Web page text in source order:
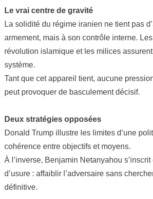
Le vrai centre de gravité
La solidité du régime iranien ne tient pas
armement, mais à son contrôle interne.
révolution islamique et les milices
système.
Tant que cet appareil tient, aucune
peut provoquer de basculement décisif.
Deux stratégies opposées
Donald Trump illustre les limites d’une
cohérence entre objectifs et moyens.
À l’inverse, Benjamin Netanyahou
d’usure : affaiblir l’adversaire sans
définitive.